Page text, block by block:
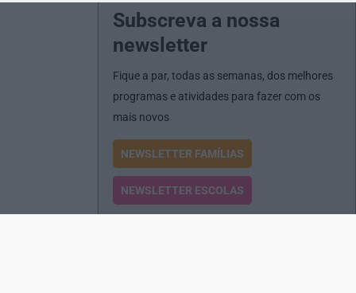
Subscreva a nossa
newsletter
Fique a par, todas as semanas, dos melhores
programas e atividades para fazer com os
mais novos
NEWSLETTER FAMÍLIAS
NEWSLETTER ESCOLAS